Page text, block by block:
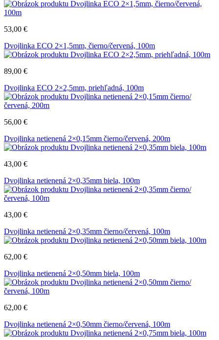
53,00 €
Dvojlinka ECO 2×1,5mm, čierno/červená, 100m
89,00 €
Dvojlinka ECO 2×2,5mm, priehľadná, 100m
56,00 €
Dvojlinka netienená 2×0,15mm čierno/červená, 200m
43,00 €
Dvojlinka netienená 2×0,35mm biela, 100m
43,00 €
Dvojlinka netienená 2×0,35mm čierno/červená, 100m
62,00 €
Dvojlinka netienená 2×0,50mm biela, 100m
62,00 €
Dvojlinka netienená 2×0,50mm čierno/červená, 100m